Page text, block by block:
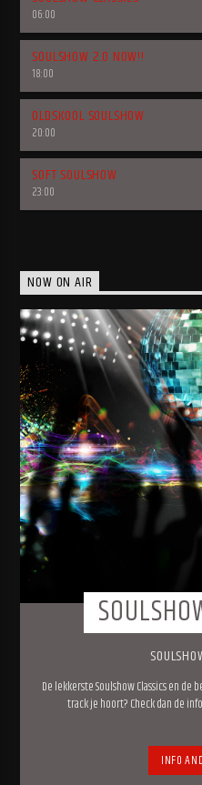
06:00
SOULSHOW 2.0 NOW!!
18:00
OLDSKOOL SOULSHOW
20:00
SOFT SOULSHOW
23:00
NOW ON AIR
De lekkerste Soulshow Classics en
track je hoort? Check dan de
INFO